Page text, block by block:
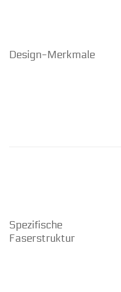
Design-Merkmale
Spezifische
Faserstruktur